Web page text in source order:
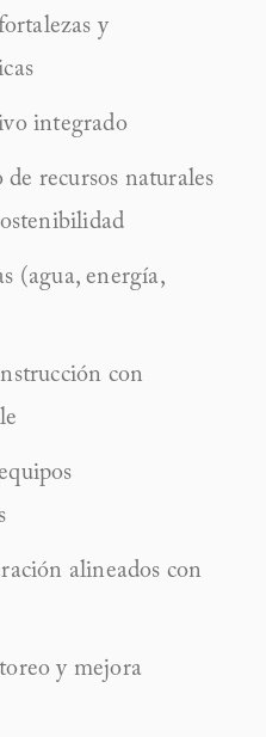
y
integrado
recursos naturales
(agua, energía,
con
alineados con
y mejora